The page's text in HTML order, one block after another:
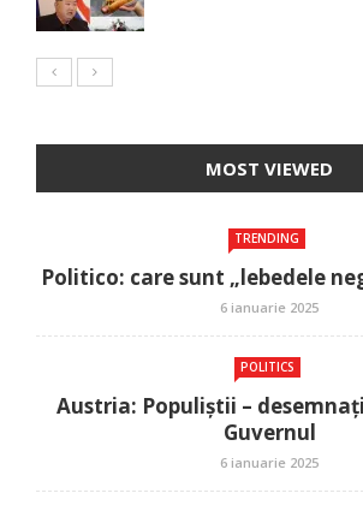
MOST VIEWED
TRENDING
Politico: care sunt „lebedele
6 ianuarie 2025
POLITICS
Austria: Populiștii –
Guvernul
6 ianuarie 2025